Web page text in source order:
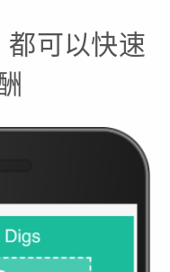
都可以快速